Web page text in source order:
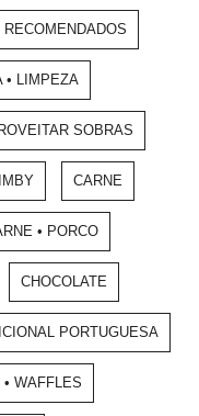
• LIMPEZA
SOBRAS
CARNE
• PORCO
CHOCOLATE
PORTUGUESA
WAFFLES